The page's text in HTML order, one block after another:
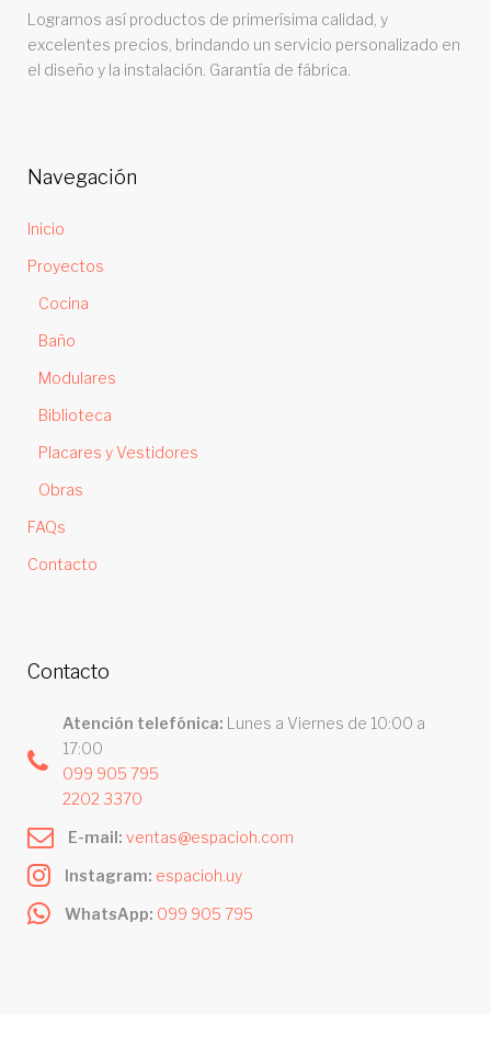
Logramos así productos de primerísima calidad, y
excelentes precios, brindando un servicio personalizado en
el diseño y la instalación. Garantía de fábrica.
Navegación
Inicio
Proyectos
Cocina
Baño
Modulares
Biblioteca
Placares y Vestidores
Obras
FAQs
Contacto
Contacto
Atención telefónica: Lunes a Viernes de 10:00 a
17:00
099 905 795
2202 3370
E-mail: ventas@espacioh.com
Instagram: espacioh.uy
WhatsApp: 099 905 795